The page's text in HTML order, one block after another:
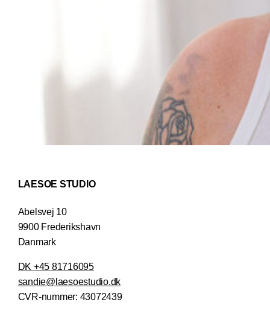
LAESOE STUDIO
Abelsvej 10
9900 Frederikshavn
Danmark
DK +45 81716095
sandie@laesoestudio.dk
CVR-nummer: 43072439